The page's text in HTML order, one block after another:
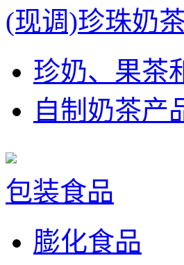
(现调)珍珠奶
珍奶、果茶
自制奶茶产
包装食品
膨化食品